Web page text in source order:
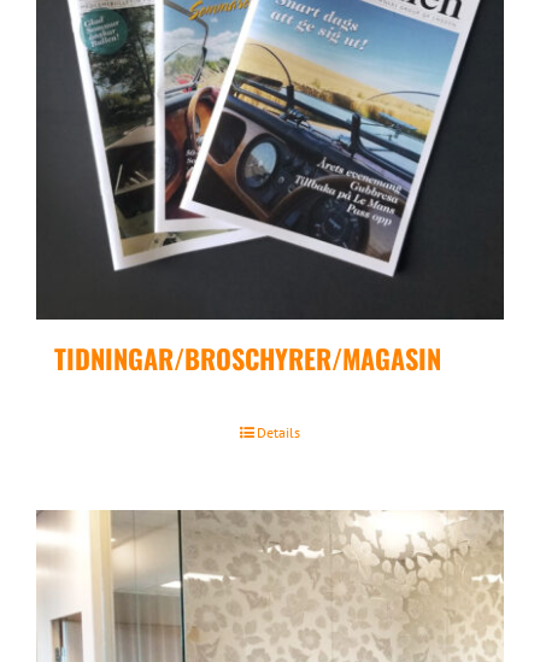
TIDNINGAR/BROSCHYRER/MAGASIN
Details